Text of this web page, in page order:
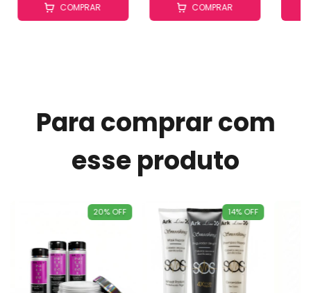
COMPRAR COMPRAR
Para comprar com
esse produto
20%OFF 14%OFF